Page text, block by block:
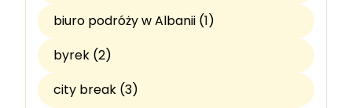
biuro podróży w Albanii (1)
byrek (2)
city break (3)